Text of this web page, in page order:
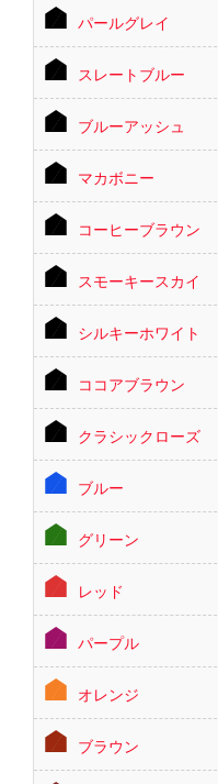
パールグレイ
スレートブルー
ブルーアッシュ
マカボニー
コーヒーブラウン
スモーキースカイ
シルキーホワイト
ココアブラウン
クラシックローズ
ブルー
グリーン
レッド
パープル
オレンジ
ブラウン